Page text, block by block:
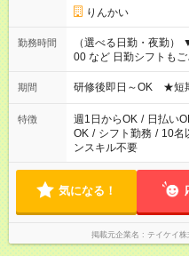
りんかい
勤務時間
（選べる日勤・夜勤
00 など 日勤シフ
期間 研修後即日～OK ★短
特徴 週1日からOK / 日払い
OK / シフト勤務 / 10名
ンスキル不要
気になる！
掲載元企業名 テイケイ